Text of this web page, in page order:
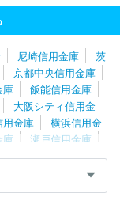
尼崎信用金庫
茨
京都中央信用金庫
庫
飯能信用金庫
大阪シティ信用金
用金庫
横浜信用金
庫
瀬戸信用金庫
静清信用金庫
合
とぴあ浜松農